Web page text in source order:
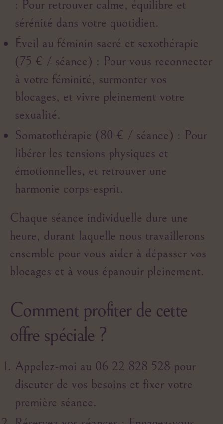
: Pour retrouver calme, équilibre et
sérénité dans votre quotidien.
Éveil au féminin sacré et sexothérapie
(75 € / séance) : Pour vous reconnecter
à votre féminité, surmonter vos
blocages, et vivre pleinement votre
sexualité.
Somatothérapie (80 € / séance) : Pour
libérer les tensions physiques et
émotionnelles, et retrouver une
harmonie corps-esprit.
Chaque séance individuelle dure une
heure, durant laquelle nous travaillerons
ensemble pour vous aider à dépasser vos
blocages et à vous épanouir pleinement.
Comment profiter de cette
offre spéciale ?
Appelez-moi au 06 22 828 528 pour
discuter de vos besoins et fixer votre
première séance.